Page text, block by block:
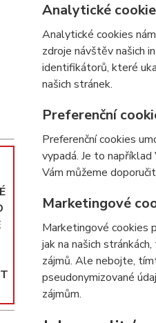
Analytické
Analytické cookies
zdroje návštěv našich
identifikátorů, které
našich stránek.
Preferenční
Preferenční cookies
vypadá. Je to
Vám můžeme
Marketingové
Marketingové cookies
jak na našich
zájmů. Ale nebojte,
pseudonymizované
zájmům.